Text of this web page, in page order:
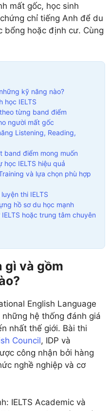
mất gốc, học sinh
chỉ tiếng Anh để du
bổng hoặc định cư. Cùng
kỹ năng nào?
học IELTS
từng band điểm
người mất gốc
Listening, Reading,
band điểm mong muốn
IELTS hiệu quả
và lựa chọn phù hợp
thi IELTS
hồ sơ du học mạnh
hoặc trung tâm chuyên
gì và gồm
English Language
hệ thống đánh giá
nhất thế giới. Bài thi
Council, IDP và
công nhận bởi hàng
nghề nghiệp và cơ
IELTS Academic và